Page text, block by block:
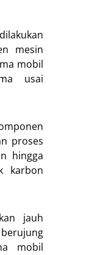
mesin
mobil
usai
proses
hingga
karbon
jauh
mobil